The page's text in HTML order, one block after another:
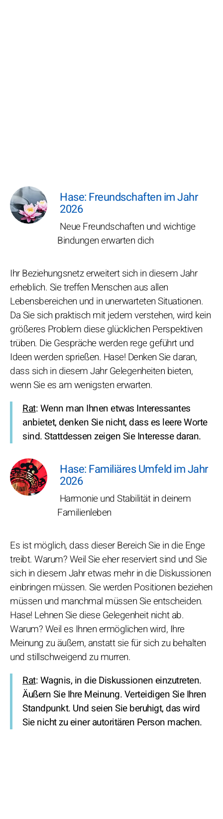
Hase: Freundschaften im Jahr
2026
Neue Freundschaften und wichtige
Bindungen erwarten dich
Ihr Beziehungsnetz erweitert sich in diesem Jahr
erheblich. Sie treffen Menschen aus allen
Lebensbereichen und in unerwarteten Situationen.
Da Sie sich praktisch mit jedem verstehen, wird kein
größeres Problem diese glücklichen Perspektiven
trüben. Die Gespräche werden rege geführt und
Ideen werden sprießen. Hase! Denken Sie daran,
dass sich in diesem Jahr Gelegenheiten bieten,
wenn Sie es am wenigsten erwarten.
Rat: Wenn man Ihnen etwas Interessantes
anbietet, denken Sie nicht, dass es leere Worte
sind. Stattdessen zeigen Sie Interesse daran.
Hase: Familiäres Umfeld im Jahr
2026
Harmonie und Stabilität in deinem
Familienleben
Es ist möglich, dass dieser Bereich Sie in die Enge
treibt. Warum? Weil Sie eher reserviert sind und Sie
sich in diesem Jahr etwas mehr in die Diskussionen
einbringen müssen. Sie werden Positionen beziehen
müssen und manchmal müssen Sie entscheiden.
Hase! Lehnen Sie diese Gelegenheit nicht ab.
Warum? Weil es Ihnen ermöglichen wird, Ihre
Meinung zu äußern, anstatt sie für sich zu behalten
und stillschweigend zu murren.
Rat: Wagnis, in die Diskussionen einzutreten.
Äußern Sie Ihre Meinung. Verteidigen Sie Ihren
Standpunkt. Und seien Sie beruhigt, das wird
Sie nicht zu einer autoritären Person machen.